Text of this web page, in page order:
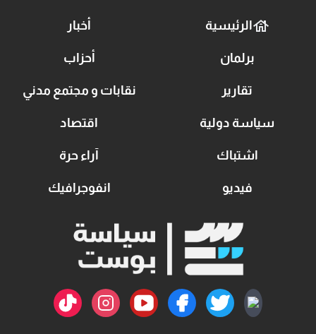
الرئيسية أخبار
برلمان أحزاب
تقارير نقابات و مجتمع مدني
سياسة دولية اقتصاد
اشتباك آراء حرة
فيديو انفوجرافيك